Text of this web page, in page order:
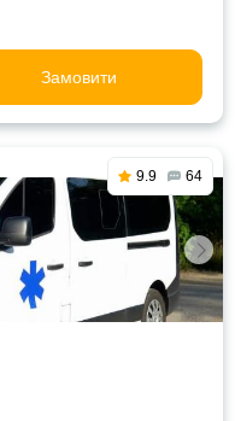
Замовити
9.9 64